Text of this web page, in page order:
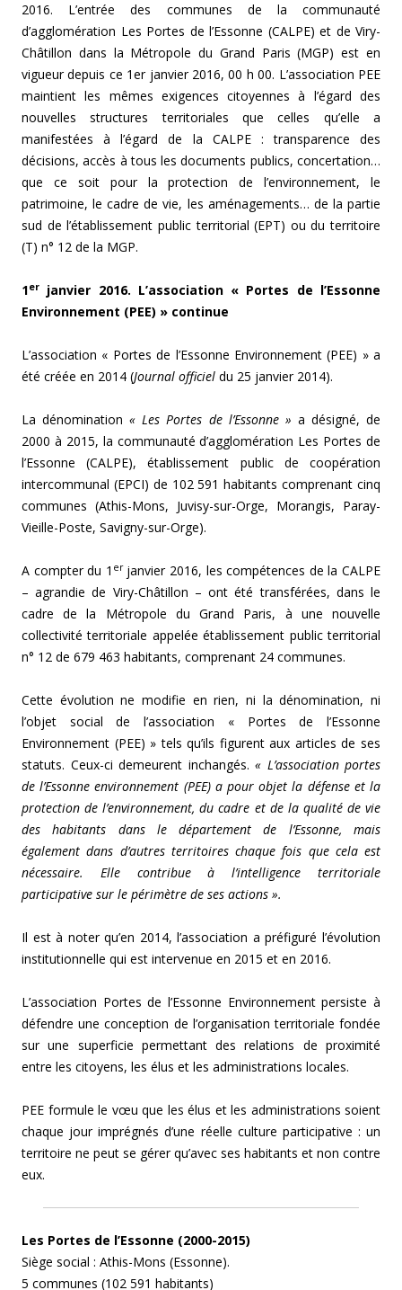
2016. L’entrée des communes de la communauté
d’agglomération Les Portes de l’Essonne (CALPE) et de Viry-
Châtillon dans la Métropole du Grand Paris (MGP) est en
vigueur depuis ce 1er janvier 2016, 00 h 00. L’association PEE
maintient les mêmes exigences citoyennes à l’égard des
nouvelles structures territoriales que celles qu’elle a
manifestées à l’égard de la CALPE : transparence des
décisions, accès à tous les documents publics, concertation…
que ce soit pour la protection de l’environnement, le
patrimoine, le cadre de vie, les aménagements… de la partie
sud de l’établissement public territorial (EPT) ou du territoire
(T) n° 12 de la MGP.
1er
janvier 2016. L’association « Portes de l’Essonne
Environnement (PEE) » continue
L’association « Portes de l’Essonne Environnement (PEE) » a
été créée en 2014 (Journal officiel du 25 janvier 2014).
La dénomination« Les Portes de l’Essonne » a désigné, de
2000 à 2015, la communauté d’agglomération Les Portes de
l’Essonne (CALPE), établissement public de coopération
intercommunal (EPCI) de 102 591 habitants comprenant cinq
communes (Athis-Mons, Juvisy-sur-Orge, Morangis, Paray-
Vieille-Poste, Savigny-sur-Orge).
A compter du 1 erjanvier 2016, les compétences de la CALPE
– agrandie de Viry-Châtillon – ont été transférées, dans le
cadre de la Métropole du Grand Paris, à une nouvelle
collectivité territoriale appelée établissement public territorial
n° 12 de 679 463 habitants, comprenant 24 communes.
Cette évolution ne modifie en rien, ni la dénomination, ni
l’objet social de l’association « Portes de l’Essonne
Environnement (PEE) » tels qu’ils figurent aux articles de ses
statuts. Ceux-ci demeurent inchangés. « L’association portes
de l’Essonne environnement (PEE) a pour objet la défense et la
protection de l’environnement, du cadre et de la qualité de vie
des habitants dans le département de l’Essonne, mais
également dans d’autres territoires chaque fois que cela est
nécessaire. Elle contribue à l’intelligence territoriale
participative sur le périmètre de ses actions ».
Il est à noter qu’en 2014, l’association a préfiguré l’évolution
institutionnelle qui est intervenue en 2015 et en 2016.
L’association Portes de l’Essonne Environnement persiste à
défendre une conception de l’organisation territoriale fondée
sur une superficie permettant des relations de proximité
entre les citoyens, les élus et les administrations locales.
PEE formule le vœu que les élus et les administrations soient
chaque jour imprégnés d’une réelle culture participative : un
territoire ne peut se gérer qu’avec ses habitants et non contre
eux.
Les Portes de l’Essonne (2000-2015)
Siège social : Athis-Mons (Essonne).
5 communes (102 591 habitants)